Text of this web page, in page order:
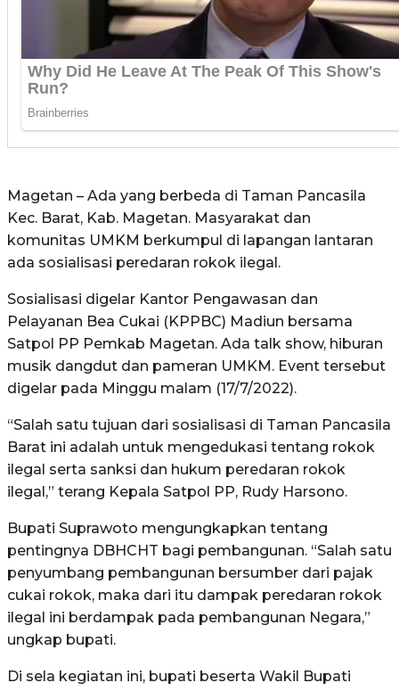
Magetan – Ada yang berbeda di Taman Pancasila
Kec. Barat, Kab. Magetan. Masyarakat dan
komunitas UMKM berkumpul di lapangan lantaran
ada sosialisasi peredaran rokok ilegal.
Sosialisasi digelar Kantor Pengawasan dan
Pelayanan Bea Cukai (KPPBC) Madiun bersama
Satpol PP Pemkab Magetan. Ada talk show, hiburan
musik dangdut dan pameran UMKM. Event tersebut
digelar pada Minggu malam (17/7/2022).
“Salah satu tujuan dari sosialisasi di Taman Pancasila
Barat ini adalah untuk mengedukasi tentang rokok
ilegal serta sanksi dan hukum peredaran rokok
ilegal,” terang Kepala Satpol PP, Rudy Harsono.
Bupati Suprawoto mengungkapkan tentang
pentingnya DBHCHT bagi pembangunan. “Salah satu
penyumbang pembangunan bersumber dari pajak
cukai rokok, maka dari itu dampak peredaran rokok
ilegal ini berdampak pada pembangunan Negara,”
ungkap bupati.
Di sela kegiatan ini, bupati beserta Wakil Bupati